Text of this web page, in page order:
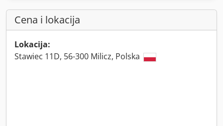
Cena i lokacija
Lokacija:
Stawiec 11D, 56-300 Milicz, Polska